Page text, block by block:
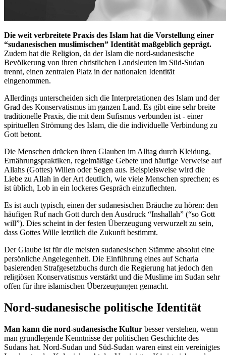
Die weit verbreitete Praxis des Islam hat die Vorstellung einer
“sudanesischen muslimischen” Identität maßgeblich geprägt.
Zudem hat die Religion, da der Islam die nord-sudanesische
Bevölkerung von ihren christlichen Landsleuten im Süd-Sudan
trennt, einen zentralen Platz in der nationalen Identität
eingenommen.
Allerdings unterscheiden sich die Interpretationen des Islam und der
Grad des Konservatismus im ganzen Land. Es gibt eine sehr breite
traditionelle Praxis, die mit dem Sufismus verbunden ist - einer
spirituellen Strömung des Islam, die die individuelle Verbindung zu
Gott betont.
Die Menschen drücken ihren Glauben im Alltag durch Kleidung,
Ernährungspraktiken, regelmäßige Gebete und häufige Verweise auf
Allahs (Gottes) Willen oder Segen aus. Beispielsweise wird die
Liebe zu Allah in der Art deutlich, wie viele Menschen sprechen; es
ist üblich, Lob in ein lockeres Gespräch einzuflechten.
Es ist auch typisch, einen der sudanesischen Bräuche zu hören: den
häufigen Ruf nach Gott durch den Ausdruck “Inshallah” (“so Gott
will”). Dies scheint in der festen Überzeugung verwurzelt zu sein,
dass Gottes Wille letztlich die Zukunft bestimmt.
Der Glaube ist für die meisten sudanesischen Stämme absolut eine
persönliche Angelegenheit. Die Einführung eines auf Scharia
basierenden Strafgesetzbuchs durch die Regierung hat jedoch den
religiösen Konservatismus verstärkt und die Muslime im Sudan sehr
offen für ihre islamischen Überzeugungen gemacht.
Nord-sudanesische politische Identität
Man kann die nord-sudanesische Kultur besser verstehen, wenn
man grundlegende Kenntnisse der politischen Geschichte des
Sudans hat. Nord-Sudan und Süd-Sudan waren einst ein vereinigtes